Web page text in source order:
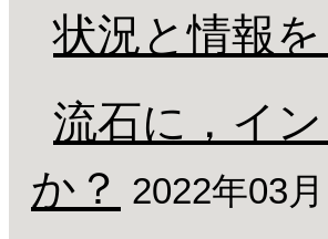
状況と情報
流石に，イ
か？ 2022年03月